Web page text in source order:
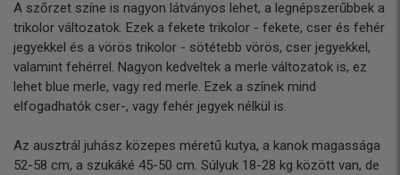
A szőrzet színe is nagyon látványos lehet, a legnépszerűbbek a
trikolor változatok. Ezek a fekete trikolor - fekete, cser és fehér
jegyekkel és a vörös trikolor - sötétebb vörös, cser jegyekkel,
valamint fehérrel. Nagyon kedveltek a merle változatok is, ez
lehet blue merle, vagy red merle. Ezek a színek mind
elfogadhatók cser-, vagy fehér jegyek nélkül is.
Az ausztrál juhász közepes méretű kutya, a kanok magassága
52-58 cm, a szukáké 45-50 cm. Súlyuk 18-28 kg között van, de